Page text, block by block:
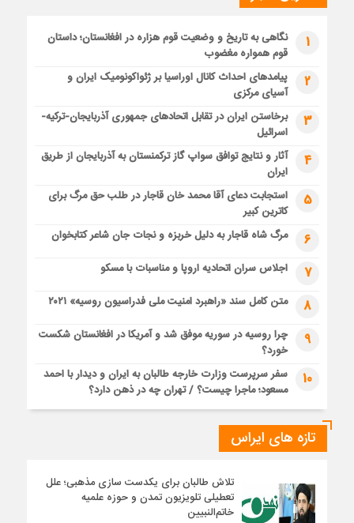
1
نگاهی به تاریخ و وضعیت قوم هزاره در افغانستان؛ داستان
قوم همواره مغضوب
2
پیامدهای احداث کانال اوراسیا بر ژئواکونومیک ایران و
آسیای مرکزی
3
برخاستن ایران در تقابل اتحادهای جمهوری آذربایجان-ترکیه-
اسرائیل
4
آثار و نتایج توافق سواپ گاز ترکمنستان به آذربایجان از طریق
ایران
5
استجابت دعای آقا محمد خان قاجار در طلب حق مرگ برای
کاترین کبیر
6 مرگ شاه قاجار به دلیل خربزه و نجات جان شاعر کتابخوان
7 اجلاس سران اتحادیه اروپا و مناسبات با مسکو
8 متن کامل سند «راهبرد امنیت ملی فدراسیون روسیه» ۲۰۲۱
9
چرا روسیه در سوریه موفق شد و آمریکا در افغانستان شکست
خورد؟
10
سفر سرپرست وزارت خارجه طالبان به ایران و دیدار با احمد
مسعود؛ ماجرا چیست؟ / تهران چه در ذهن دارد؟
تازه های ایراس
تلاش طالبان برای یکدست سازی مذهبی؛ علل
تعطیلی تلویزیون تمدن و حوزه علمیه
خاتم‌النبیین